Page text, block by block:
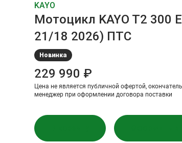
KAYO
Мотоцикл KAYO T2 300
21/18 2026) ПТС
Новинка
229 990 ₽
Цена не является публичной офертой,
менеджер при оформлении договора поставки